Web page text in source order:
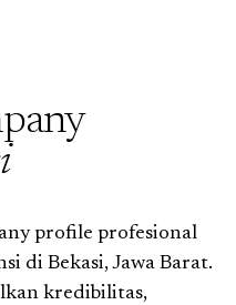
profile profesional
di Bekasi, Jawa Barat.
kredibilitas,